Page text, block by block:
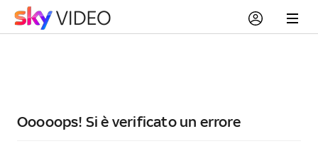
Ooooops! Si è verificato un errore